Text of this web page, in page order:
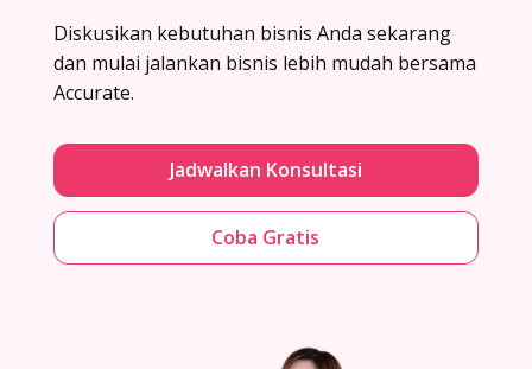
Diskusikan kebutuhan bisnis Anda sekarang
dan mulai jalankan bisnis lebih mudah bersama
Accurate.
Jadwalkan Konsultasi
Coba Gratis